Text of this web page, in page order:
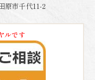
原市千代11-2
ルです